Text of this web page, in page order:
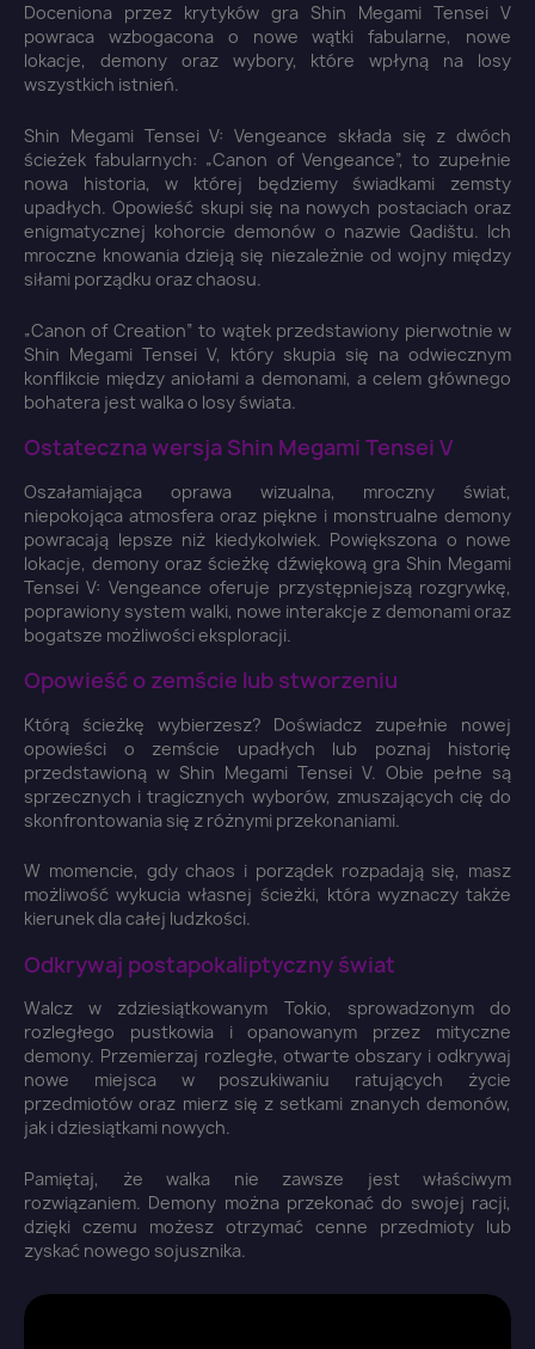
Doceniona przez krytyków gra Shin Megami Tensei V
powraca wzbogacona o nowe wątki fabularne, nowe
lokacje, demony oraz wybory, które wpłyną na losy
wszystkich istnień.
Shin Megami Tensei V: Vengeance składa się z dwóch
ścieżek fabularnych: „Canon of Vengeance”, to zupełnie
nowa historia, w której będziemy świadkami zemsty
upadłych. Opowieść skupi się na nowych postaciach oraz
enigmatycznej kohorcie demonów o nazwie Qadištu. Ich
mroczne knowania dzieją się niezależnie od wojny między
siłami porządku oraz chaosu.
„Canon of Creation” to wątek przedstawiony pierwotnie w
Shin Megami Tensei V, który skupia się na odwiecznym
konflikcie między aniołami a demonami, a celem głównego
bohatera jest walka o losy świata.
Ostateczna wersja Shin Megami Tensei V
Oszałamiająca oprawa wizualna, mroczny świat,
niepokojąca atmosfera oraz piękne i monstrualne demony
powracają lepsze niż kiedykolwiek. Powiększona o nowe
lokacje, demony oraz ścieżkę dźwiękową gra Shin Megami
Tensei V: Vengeance oferuje przystępniejszą rozgrywkę,
poprawiony system walki, nowe interakcje z demonami oraz
bogatsze możliwości eksploracji.
Opowieść o zemście lub stworzeniu
Którą ścieżkę wybierzesz? Doświadcz zupełnie nowej
opowieści o zemście upadłych lub poznaj historię
przedstawioną w Shin Megami Tensei V. Obie pełne są
sprzecznych i tragicznych wyborów, zmuszających cię do
skonfrontowania się z różnymi przekonaniami.
W momencie, gdy chaos i porządek rozpadają się, masz
możliwość wykucia własnej ścieżki, która wyznaczy także
kierunek dla całej ludzkości.
Odkrywaj postapokaliptyczny świat
Walcz w zdziesiątkowanym Tokio, sprowadzonym do
rozległego pustkowia i opanowanym przez mityczne
demony. Przemierzaj rozległe, otwarte obszary i odkrywaj
nowe miejsca w poszukiwaniu ratujących życie
przedmiotów oraz mierz się z setkami znanych demonów,
jak i dziesiątkami nowych.
Pamiętaj, że walka nie zawsze jest właściwym
rozwiązaniem. Demony można przekonać do swojej racji,
dzięki czemu możesz otrzymać cenne przedmioty lub
zyskać nowego sojusznika.
Zaloguj się